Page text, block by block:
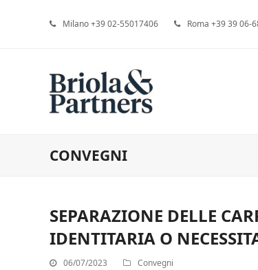
Milano +39 02-55017406 Roma +39 39 06-
CONVEGNI
SEPARAZIONE DELLE
IDENTITARIA O
06/07/2023 Convegni